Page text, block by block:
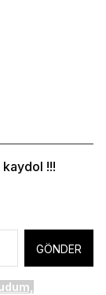
kaydol !!!
GÖNDER